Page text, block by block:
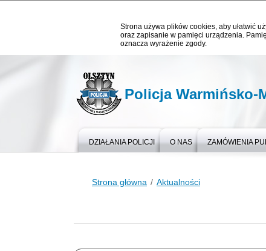
Strona używa plików cookies, aby ułatwić
oraz zapisanie w pamięci urządzenia.
oznacza wyrażenie zgody.
Policja Warmińsko-
DZIAŁANIA POLICJI O NAS ZAMÓWIENIA
Strona główna Aktualności